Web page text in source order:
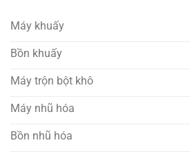
Máy khuấy
Bồn khuấy
Máy trộn bột khô
Máy nhũ hóa
Bồn nhũ hóa